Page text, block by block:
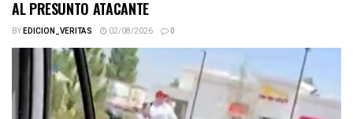
AL PRESUNTO ATACANTE
BYEDICION_VERITAS 02/08/2026 0